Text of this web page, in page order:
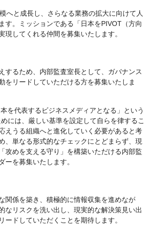
へと成長し、さらなる業務の拡大に向けて人
す。ミッションである「日本をPIVOT（方向
現してくれる仲間を募集いたします。
するため、内部監査室長として、ガバナンス
をリードしていただける方を募集いたしま
を代表するビジネスメディアとなる」という
には、厳しい基準を設定して自らを律するこ
えうる組織へと進化していく必要があると考
、単なる形式的なチェックにとどまらず、現
攻めを支える守り」を構築いただける内部監
ーを募集いたします。
関係を築き、積極的に情報収集を進めなが
なリスクを洗い出し、現実的な解決策見い出
ードしていただくことを期待します。